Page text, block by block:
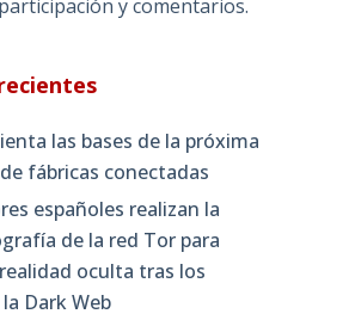
y comentarios.
las bases de la próxima
fábricas conectadas
españoles realizan la
de la red Tor para
oculta tras los
Dark Web